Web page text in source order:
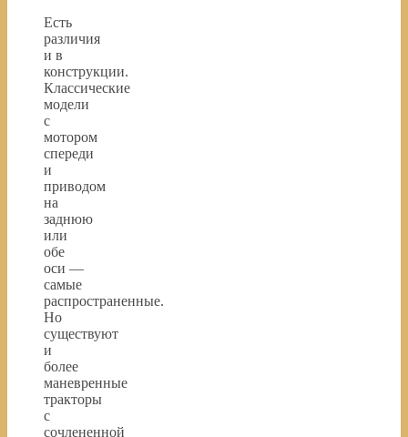
Есть
различия
и в
конструкции.
Классические
модели
с
мотором
спереди
и
приводом
на
заднюю
или
обе
оси —
самые
распространенные.
Но
существуют
и
более
маневренные
тракторы
с
сочлененной